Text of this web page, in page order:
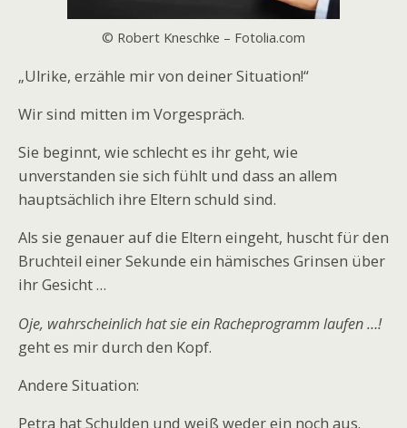
© Robert Kneschke – Fotolia.com
„Ulrike, erzähle mir von deiner Situation!“
Wir sind mitten im Vorgespräch.
Sie beginnt, wie schlecht es ihr geht, wie
unverstanden sie sich fühlt und dass an allem
hauptsächlich ihre Eltern schuld sind.
Als sie genauer auf die Eltern eingeht, huscht für den
Bruchteil einer Sekunde ein hämisches Grinsen über
ihr Gesicht …
Oje, wahrscheinlich hat sie ein Racheprogramm laufen …!
geht es mir durch den Kopf.
Andere Situation:
Petra hat Schulden und weiß weder ein noch aus.